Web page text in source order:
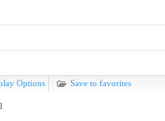
Options Save to favorites